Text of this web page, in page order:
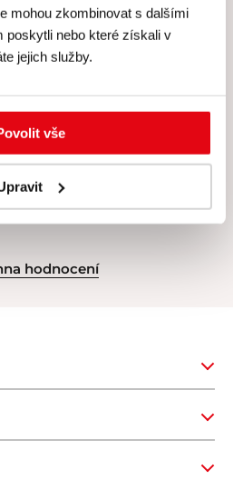
mohou zkombinovat s dalšími
poskytli nebo které získali v
jejich služby.
vše
| 29. 06. 2026
hodnocení